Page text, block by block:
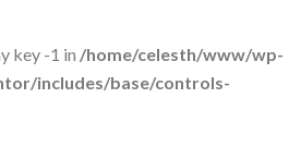
key -1 in /home/celesth/www/wp-
includes/base/controls-